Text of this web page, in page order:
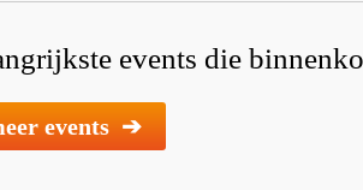
events die
events ➔